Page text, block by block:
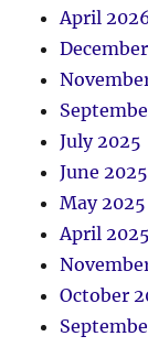
April
July 2025
June 2025
May 2025
April 2025
October